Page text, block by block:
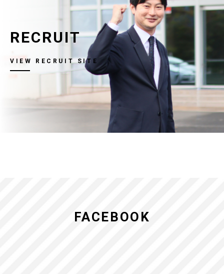
RECRUIT
VIEW RECRUIT SITE
FACEBOOK